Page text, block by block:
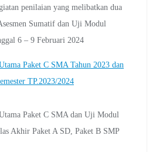
penilaian yang melibatkan dua
Sumatif dan Uji Modul
6 – 9 Februari 2024
Paket C SMA Tahun 2023 dan
TP.2023/2024
Paket C SMA dan Uji Modul
Akhir Paket A SD, Paket B SMP